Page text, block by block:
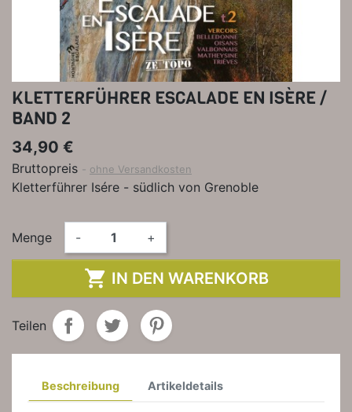
KLETTERFÜHRER ESCALADE EN ISÈRE /
BAND 2
34,90 €
Bruttopreis ohne Versandkosten
Kletterführer Isére - südlich von Grenoble
Menge - +
 IN DEN WARENKORB
Teilen
Beschreibung Artikeldetails